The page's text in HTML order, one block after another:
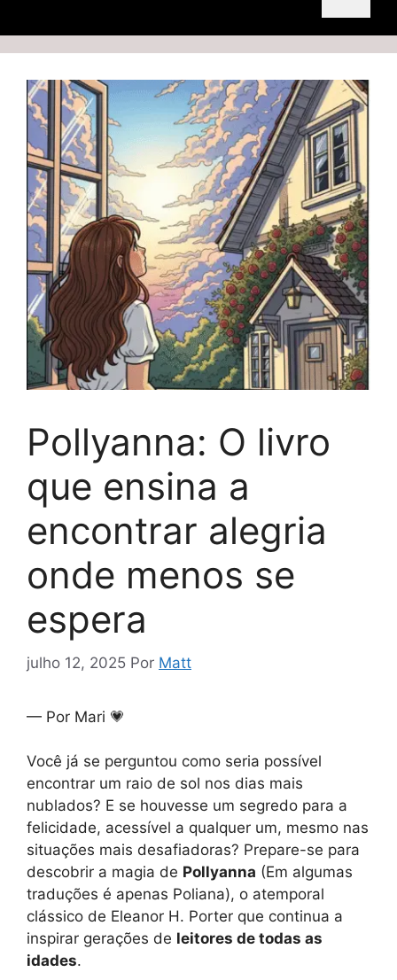
Pollyanna: O livro
que ensina a
encontrar alegria
onde menos se
espera
julho 12, 2025 Por Matt
— Por Mari 💗
Você já se perguntou como seria possível
encontrar um raio de sol nos dias mais
nublados? E se houvesse um segredo para a
felicidade, acessível a qualquer um, mesmo nas
situações mais desafiadoras? Prepare-se para
descobrir a magia de Pollyanna (Em algumas
traduções é apenas Poliana), o atemporal
clássico de Eleanor H. Porter que continua a
inspirar gerações de leitores de todas as
idades.